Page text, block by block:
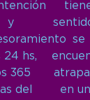
y
24 hs,
365
del
se
en